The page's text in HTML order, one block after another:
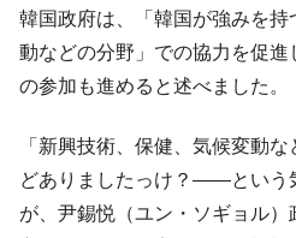
韓国政府は、「韓国が強みを
動などの分野」での協力を促
の参加も進めると述べました。
「新興技術、保健、気候変動
どありましたっけ？――という
が、尹錫悦（ユン・ソギョル